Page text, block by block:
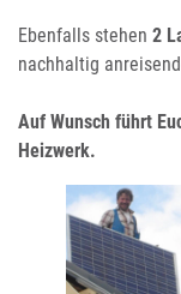
Ebenfalls stehen 2
nachhaltig
Auf Wunsch führt
Heizwerk.